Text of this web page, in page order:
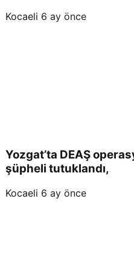
Kocaeli 6 ay önce
Yozgat’ta DEAŞ
şüpheli tutuklandı,
Kocaeli 6 ay önce